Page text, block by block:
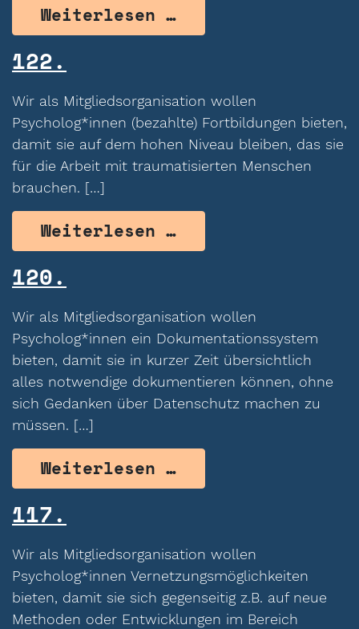
Weiterlesen …from 123.
122.
Wir als Mitgliedsorganisation wollen
Psycholog*innen (bezahlte) Fortbildungen bieten,
damit sie auf dem hohen Niveau bleiben, das sie
für die Arbeit mit traumatisierten Menschen
brauchen. […]
Weiterlesen …from 122.
120.
Wir als Mitgliedsorganisation wollen
Psycholog*innen ein Dokumentationssystem
bieten, damit sie in kurzer Zeit übersichtlich
alles notwendige dokumentieren können, ohne
sich Gedanken über Datenschutz machen zu
müssen. […]
Weiterlesen …from 120.
117.
Wir als Mitgliedsorganisation wollen
Psycholog*innen Vernetzungsmöglichkeiten
bieten, damit sie sich gegenseitig z.B. auf neue
Methoden oder Entwicklungen im Bereich